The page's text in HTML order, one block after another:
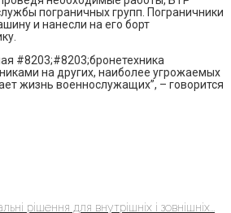
пограничных групп. Пограничники
и нанесли на его борт
#8203;#8203;бронетехника
на других, наиболее угрожаемых
жизнь военнослужащих”, – говорится
рішення для внутрішніх і зовнішніх...